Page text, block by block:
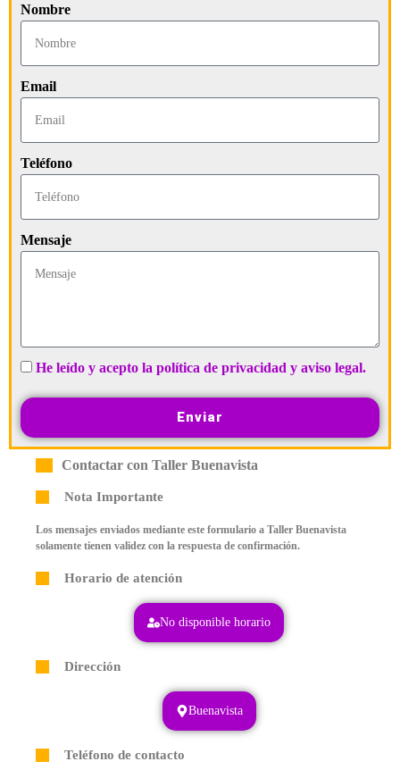
Nombre
Email
Teléfono
Mensaje
He leído y acepto la política de privacidad y aviso legal.
Enviar
Contactar con Taller Buenavista
Nota Importante
Los mensajes enviados mediante este formulario a Taller Buenavista
solamente tienen validez con la respuesta de confirmación.
Horario de atención
No disponible horario
Dirección
Buenavista
Teléfono de contacto